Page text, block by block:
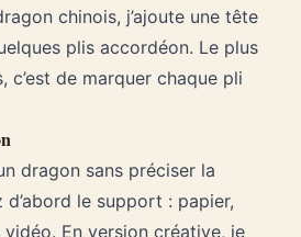
chinois, j’ajoute une tête
plis accordéon. Le plus
c’est de marquer chaque pli
dragon sans préciser la
le support : papier,
En version créative, je